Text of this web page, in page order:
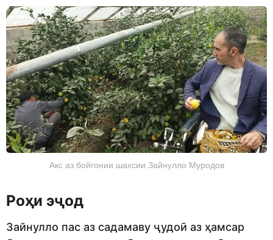
Акс аз бойгонии шахсии Зайнулло Муродов
Роҳи эҷод
Зайнулло пас аз садамаву ҷудоӣ аз ҳамсар